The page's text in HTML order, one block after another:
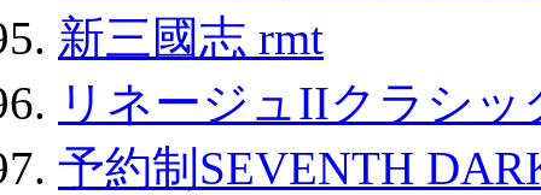
新三國志 rmt
リネージュIIクラシ
予約制SEVENTH